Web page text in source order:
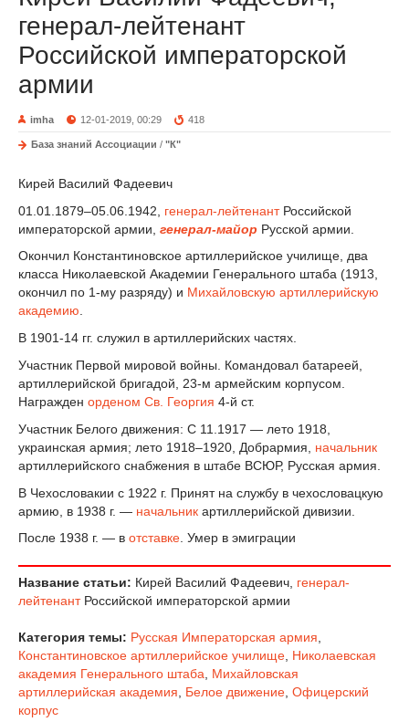
генерал-лейтенант
Российской императорской
армии
imha 12-01-2019, 00:29 418
База знаний Ассоциации / "К"
Кирей Василий Фадеевич
01.01.1879–05.06.1942, генерал-лейтенантРоссийской
императорской армии, генерал-майор Русской армии.
Окончил Константиновское артиллерийское училище, два
класса Николаевской Академии Генерального штаба (1913,
окончил по 1-му разряду) и Михайловскую артиллерийскую
академию.
В 1901-14 гг. служил в артиллерийских частях.
Участник Первой мировой войны. Командовал батареей,
артиллерийской бригадой, 23-м армейским корпусом.
Награжден орденом Св. Георгия 4-й ст.
Участник Белого движения: С 11.1917 — лето 1918,
украинская армия; лето 1918–1920, Добрармия, начальник
артиллерийского снабжения в штабе ВСЮР, Русская армия.
В Чехословакии с 1922 г. Принят на службу в чехословацкую
армию, в 1938 г. — начальник артиллерийской дивизии.
После 1938 г. — в отставке. Умер в эмиграции
Название статьи: Кирей Василий Фадеевич, генерал-
лейтенантРоссийской императорской армии
Категория темы: Русская Императорская армия,
Константиновское артиллерийское училище, Николаевская
академия Генерального штаба, Михайловская
артиллерийская академия, Белое движение, Офицерский
корпус